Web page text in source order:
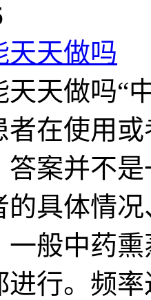
天天做吗
天天做吗“
者在使用
案并不
的具体情
一般中药
进行。频